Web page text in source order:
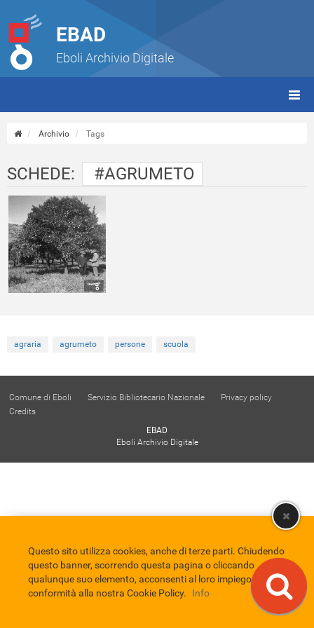
EBAD
Eboli Archivio Digitale
Archivio Tags
SCHEDE: #AGRUMETO
agraria agrumeto persone scuola
Comune di Eboli Servizio Bibliotecario Nazionale
Privacy policy
Credits
EBAD
Eboli Archivio Digitale
Questo sito utilizza cookies, anche di terze parti. Chiudendo
questo banner, scorrendo questa pagina o cliccando
qualunque suo elemento, acconsenti al loro impiego in
conformità alla nostra Cookie Policy.
Info